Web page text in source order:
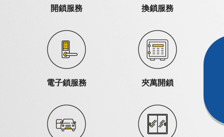
開鎖服務 換鎖服務
電子鎖服務 夾萬開鎖